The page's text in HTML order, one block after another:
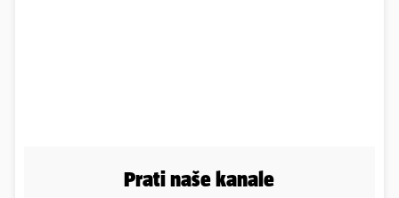
Prati naše kanale